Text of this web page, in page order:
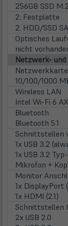
256GB SSD
2. Festplatte
2. HDD/SSD
Optisches
nicht
Netzwerk-
Netzwerkkarte
10/100/1000
Wireless LAN
Intel Wi-Fi 6
Bluetooth
Bluetooth 5.1
Schnittstellen
1x USB 3.2
1x USB 3.2
Mikrofon +
Monitor
1x DisplayPort
1x HDMI (2.1)
Schnittstellen
2x USB 2.0